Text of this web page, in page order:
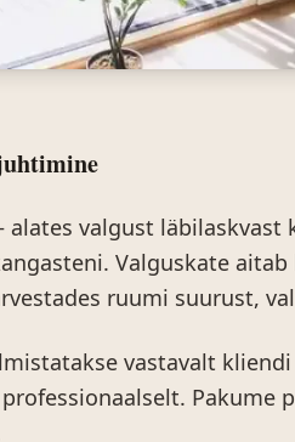
alates valgust
Valguskate
ruumi suurust,
vastavalt
Pakume